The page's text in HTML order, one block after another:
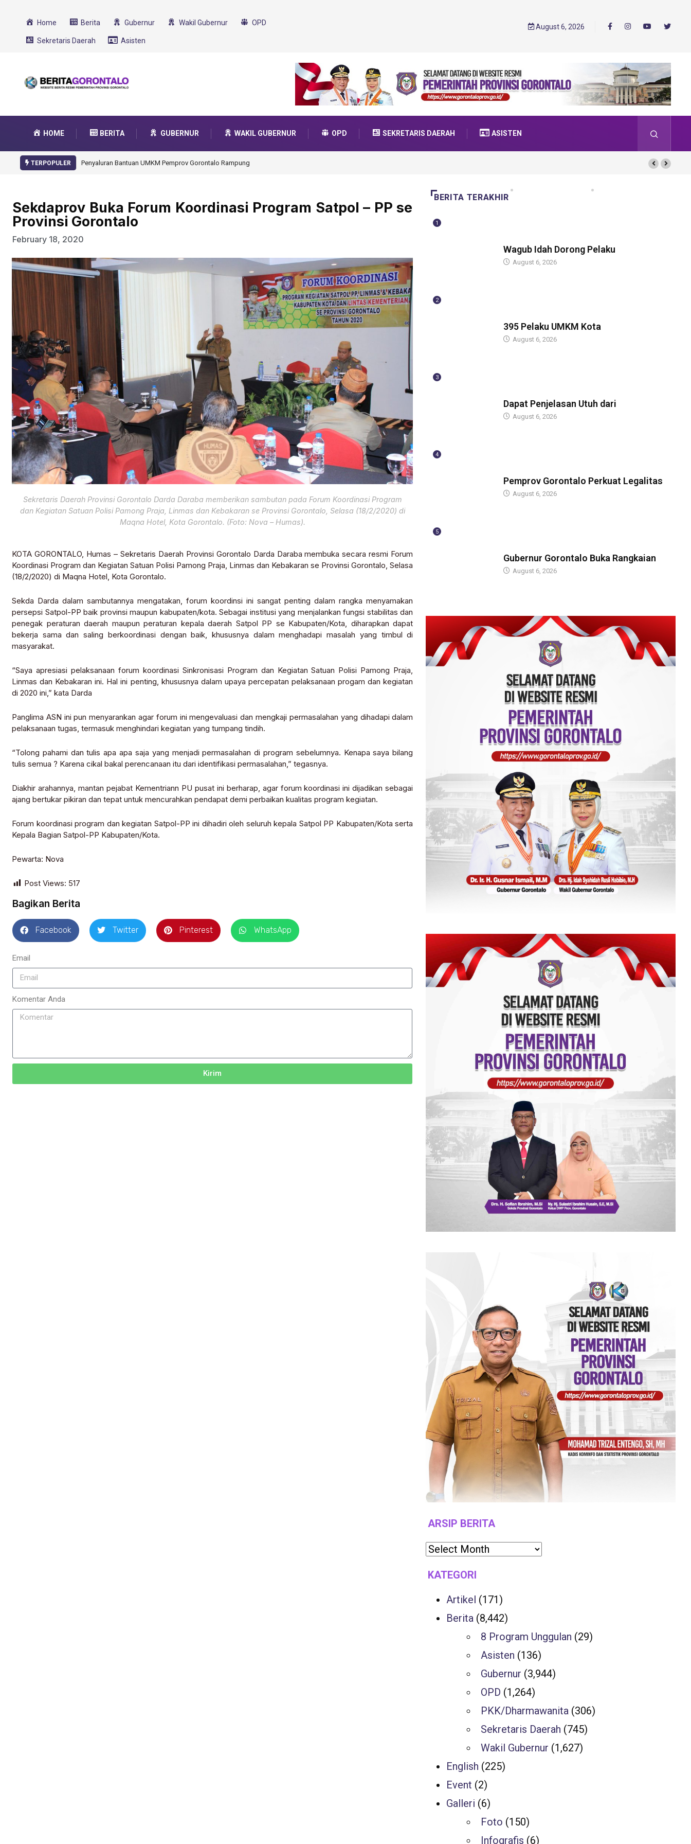
Home Berita Gubernur Wakil Gubernur OPD
Sekretaris Daerah Asisten
August 6, 2026
HOME BERITA GUBERNUR WAKIL GUBERNUR OPD SEKRETARIS DAERAH ASISTEN
TERPOPULER Gorontalo Ikut Dukung Program SMA Unggul Garuda Transformasi 2025
Sekdaprov Buka Forum Koordinasi Program Satpol – PP se
Provinsi Gorontalo
February 18, 2020
Sekretaris Daerah Provinsi Gorontalo Darda Daraba memberikan sambutan pada Forum Koordinasi Program
dan Kegiatan Satuan Polisi Pamong Praja, Linmas dan Kebakaran se Provinsi Gorontalo, Selasa (18/2/2020) di
Maqna Hotel, Kota Gorontalo. (Foto: Nova – Humas).
KOTA GORONTALO, Humas – Sekretaris Daerah Provinsi Gorontalo Darda Daraba membuka secara resmi Forum
Koordinasi Program dan Kegiatan Satuan Polisi Pamong Praja, Linmas dan Kebakaran se Provinsi Gorontalo, Selasa
(18/2/2020) di Maqna Hotel, Kota Gorontalo.
Sekda Darda dalam sambutannya mengatakan, forum koordinsi ini sangat penting dalam rangka menyamakan
persepsi Satpol-PP baik provinsi maupun kabupaten/kota. Sebagai institusi yang menjalankan fungsi stabilitas dan
penegak peraturan daerah maupun peraturan kepala daerah Satpol PP se Kabupaten/Kota, diharapkan dapat
bekerja sama dan saling berkoordinasi dengan baik, khususnya dalam menghadapi masalah yang timbul di
masyarakat.
“Saya apresiasi pelaksanaan forum koordinasi Sinkronisasi Program dan Kegiatan Satuan Polisi Pamong Praja,
Linmas dan Kebakaran ini. Hal ini penting, khususnya dalam upaya percepatan pelaksanaan progam dan kegiatan
di 2020 ini,” kata Darda
Panglima ASN ini pun menyarankan agar forum ini mengevaluasi dan mengkaji permasalahan yang dihadapi dalam
pelaksanaan tugas, termasuk menghindari kegiatan yang tumpang tindih.
“Tolong pahami dan tulis apa apa saja yang menjadi permasalahan di program sebelumnya. Kenapa saya bilang
tulis semua ? Karena cikal bakal perencanaan itu dari identifikasi permasalahan,” tegasnya.
Diakhir arahannya, mantan pejabat Kementriann PU pusat ini berharap, agar forum koordinasi ini dijadikan sebagai
ajang bertukar pikiran dan tepat untuk mencurahkan pendapat demi perbaikan kualitas program kegiatan.
Forum koordinasi program dan kegiatan Satpol-PP ini dihadiri oleh seluruh kepala Satpol PP Kabupaten/Kota serta
Kepala Bagian Satpol-PP Kabupaten/Kota.
Pewarta: Nova
Post Views: 517
Bagikan Berita
Facebook Twitter Pinterest WhatsApp
Email
Komentar Anda
Kirim
BERITA TERAKHIR
1
Wagub Idah Dorong Pelaku
August 6, 2026
2
395 Pelaku UMKM Kota
August 6, 2026
3
Dapat Penjelasan Utuh dari
August 6, 2026
4
Pemprov Gorontalo Perkuat Legalitas
August 6, 2026
5
Gubernur Gorontalo Buka Rangkaian
August 6, 2026
ARSIP BERITA
KATEGORI
Artikel (171)
Berita (8,442)
8 Program Unggulan (29)
Asisten (136)
Gubernur (3,944)
OPD (1,264)
PKK/Dharmawanita (306)
Sekretaris Daerah (745)
Wakil Gubernur (1,627)
English (225)
Event (2)
Galleri (6)
Foto (150)
Infografis (6)